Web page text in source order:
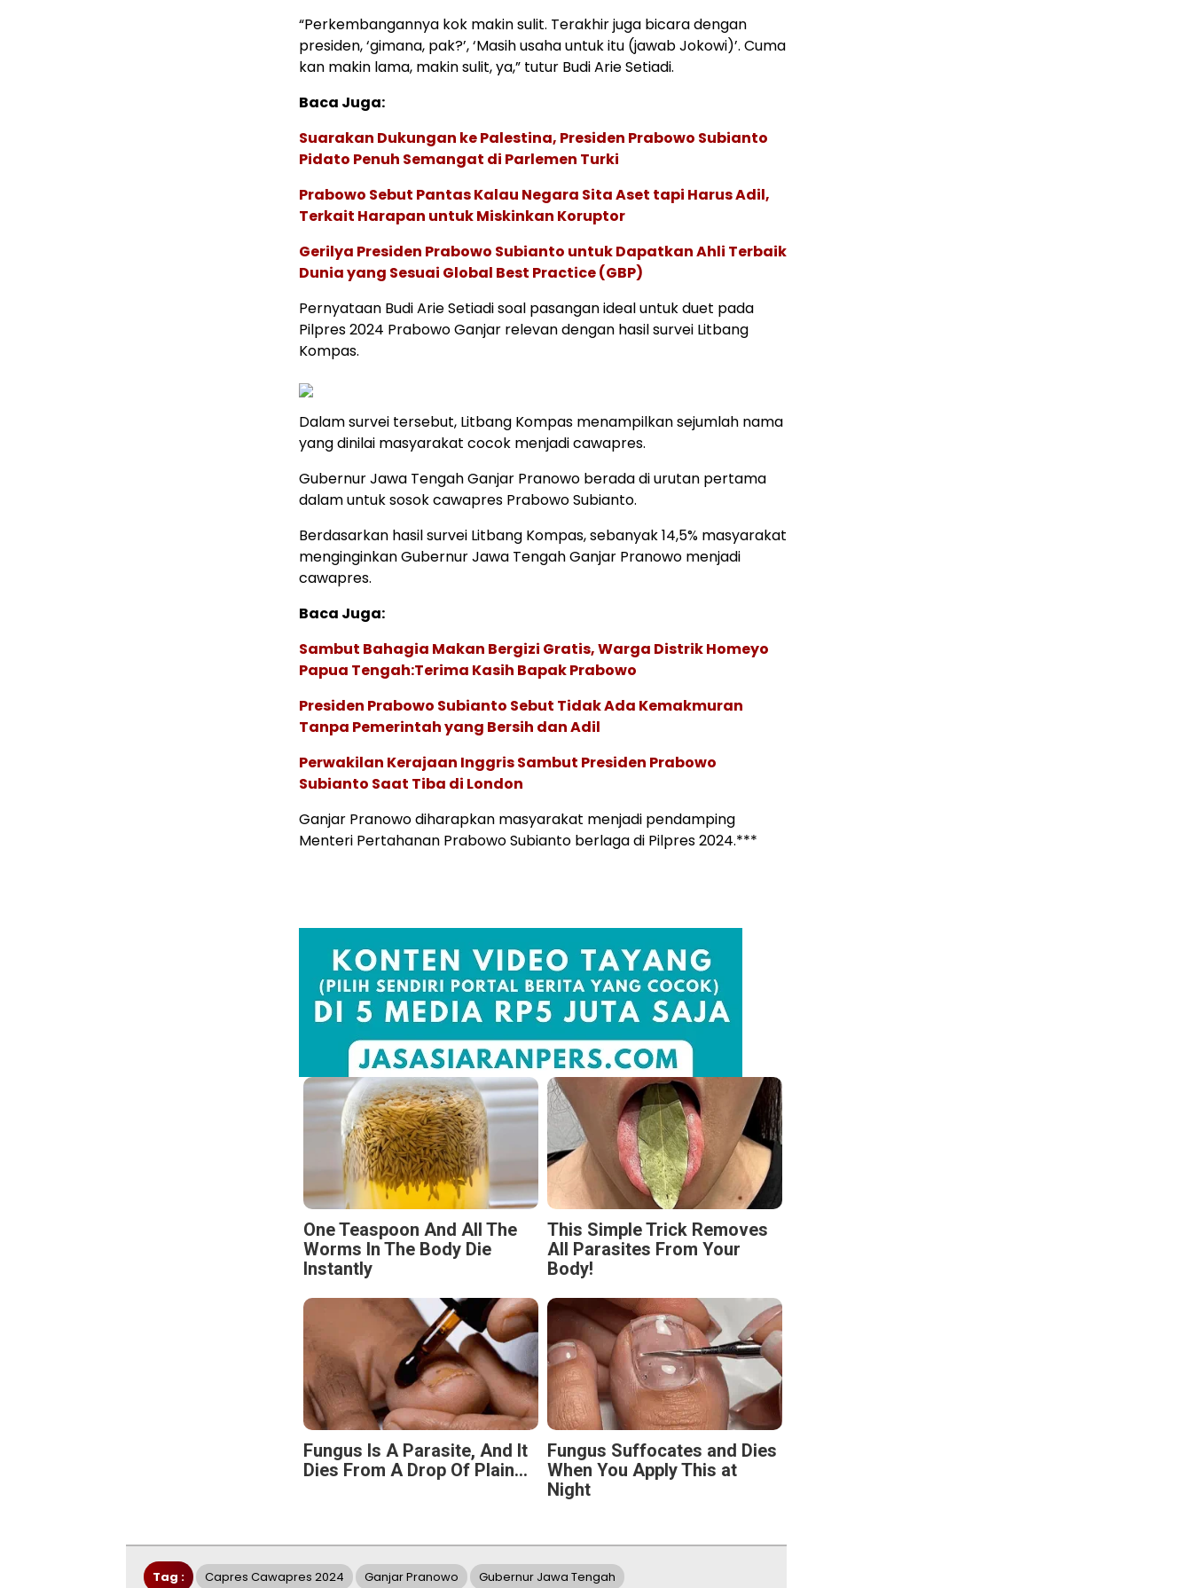
“Perkembangannya kok makin sulit. Terakhir juga bicara dengan
presiden, ‘gimana, pak?’, ‘Masih usaha untuk itu (jawab Jokowi)’. Cuma
kan makin lama, makin sulit, ya,” tutur Budi Arie Setiadi.
Baca Juga:
Suarakan Dukungan ke Palestina, Presiden Prabowo Subianto
Pidato Penuh Semangat di Parlemen Turki
Prabowo Sebut Pantas Kalau Negara Sita Aset tapi Harus Adil,
Terkait Harapan untuk Miskinkan Koruptor
Gerilya Presiden Prabowo Subianto untuk Dapatkan Ahli Terbaik
Dunia yang Sesuai Global Best Practice (GBP)
Pernyataan Budi Arie Setiadi soal pasangan ideal untuk duet pada
Pilpres 2024 Prabowo Ganjar relevan dengan hasil survei Litbang
Kompas.
Dalam survei tersebut, Litbang Kompas menampilkan sejumlah nama
yang dinilai masyarakat cocok menjadi cawapres.
Gubernur Jawa Tengah Ganjar Pranowo berada di urutan pertama
dalam untuk sosok cawapres Prabowo Subianto.
Berdasarkan hasil survei Litbang Kompas, sebanyak 14,5% masyarakat
menginginkan Gubernur Jawa Tengah Ganjar Pranowo menjadi
cawapres.
Baca Juga:
Sambut Bahagia Makan Bergizi Gratis, Warga Distrik Homeyo
Papua Tengah:Terima Kasih Bapak Prabowo
Presiden Prabowo Subianto Sebut Tidak Ada Kemakmuran
Tanpa Pemerintah yang Bersih dan Adil
Perwakilan Kerajaan Inggris Sambut Presiden Prabowo
Subianto Saat Tiba di London
Ganjar Pranowo diharapkan masyarakat menjadi pendamping
Menteri Pertahanan Prabowo Subianto berlaga di Pilpres 2024.***
One Teaspoon And All The
Worms In The Body Die
Instantly
This Simple Trick Removes
All Parasites From Your
Body!
Fungus Is A Parasite, And It
Dies From A Drop Of Plain...
Fungus Suffocates and Dies
When You Apply This at
Night
Tag : Capres Cawapres 2024 Ganjar Pranowo Gubernur Jawa Tengah